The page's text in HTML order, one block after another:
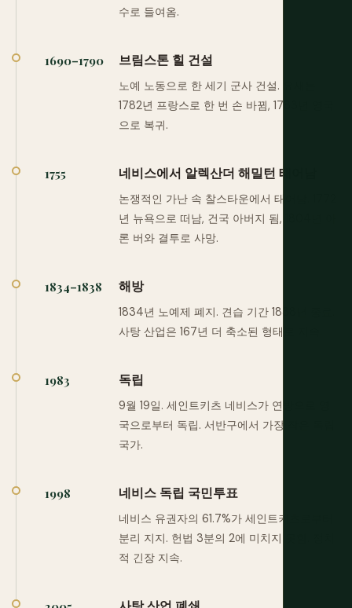
수로 들여옴.
1690–1790 브림스톤 힐 건설
노예 노동으로 한 세기 군사 건설. 요새는
1782년 프랑스로 한 번 손 바뀜, 1783년 영국
으로 복귀.
1755 네비스에서 알렉산더 해밀턴 태어남
논쟁적인 가난 속 찰스타운에서 태어남. 1772
년 뉴욕으로 떠남, 건국 아버지 됨, 1804년 아
론 버와 결투로 사망.
1834–1838 해방
1834년 노예제 폐지. 견습 기간 1838년 종료.
사탕 산업은 167년 더 축소된 형태로 지속.
1983 독립
9월 19일. 세인트키츠 네비스가 연방으로 영
국으로부터 독립. 서반구에서 가장 작은 독립
국가.
1998 네비스 독립 국민투표
네비스 유권자의 61.7%가 세인트키츠로부터
분리 지지. 헌법 3분의 2에 미치지 못함. 정치
적 긴장 지속.